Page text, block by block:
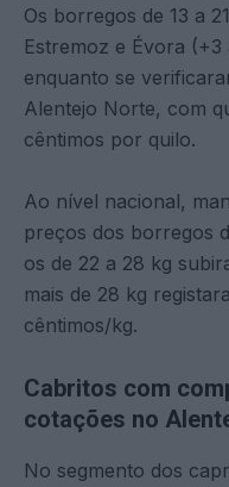
Os borregos de 13 a
Estremoz e Évora
enquanto se
Alentejo Norte, com
cêntimos por quilo.
Ao nível nacional,
preços dos borregos
os de 22 a 28 kg
mais de 28 kg
cêntimos/kg.
Cabritos com
cotações no
No segmento dos